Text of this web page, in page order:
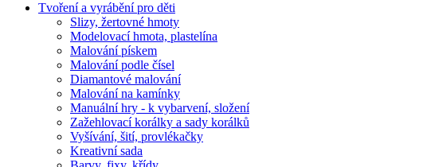
Tvoření a vyrábění pro děti
Slizy, žertovné hmoty
Modelovací hmota, plastelína
Malování pískem
Malování podle čísel
Diamantové malování
Malování na kamínky
Manuální hry - k vybarvení, složení
Zažehlovací korálky a sady korálků
Vyšívání, šití, provlékačky
Kreativní sada